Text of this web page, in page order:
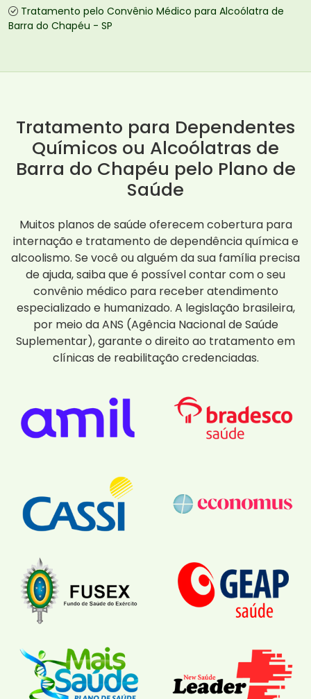
Tratamento pelo Convênio Médico para Alcoólatra de
Barra do Chapéu - SP
Tratamento para Dependentes
Químicos ou Alcoólatras de
Barra do Chapéu pelo Plano de
Saúde
Muitos planos de saúde oferecem cobertura para
internação e tratamento de dependência química e
alcoolismo. Se você ou alguém da sua família precisa
de ajuda, saiba que é possível contar com o seu
convênio médico para receber atendimento
especializado e humanizado. A legislação brasileira,
por meio da ANS (Agência Nacional de Saúde
Suplementar), garante o direito ao tratamento em
clínicas de reabilitação credenciadas.